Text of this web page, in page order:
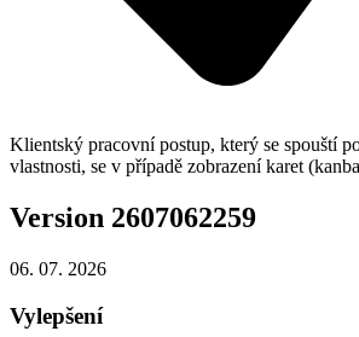
Klientský pracovní postup, který se spouští
vlastnosti, se v případě zobrazení karet
Version 2607062259
06. 07. 2026
Vylepšení